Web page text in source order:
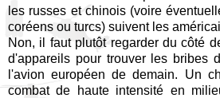
les russes et chinois (voire
coréens ou turcs) suivent les
Non, il faut plutôt regarder du côté
d'appareils pour trouver les bribes
l'avion européen de demain. Un
combat de haute intensité en